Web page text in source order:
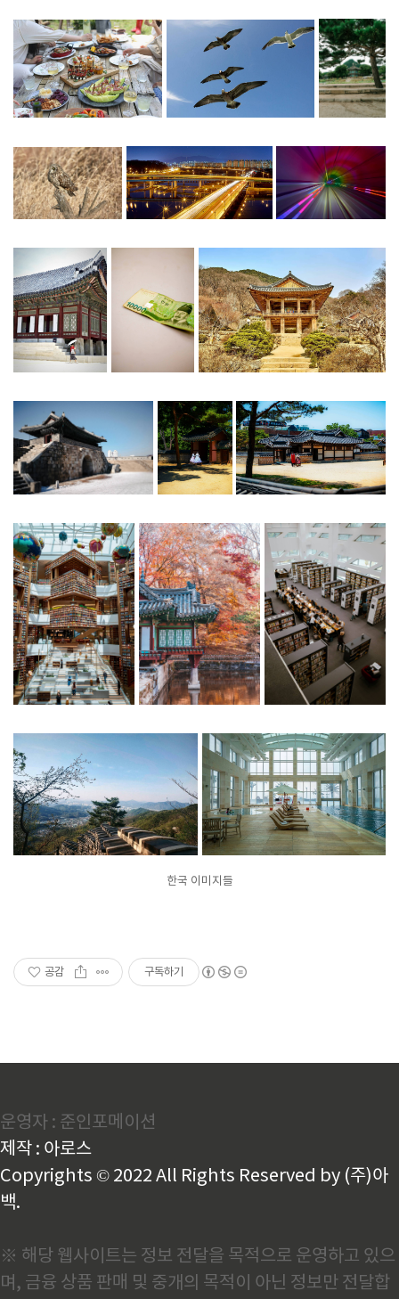
한국 이미지들
공감 구독하기
운영자 : 준인포메이션
제작 : 아로스
Copyrights © 2022 All Rights Reserved by (주)아
백.
※ 해당 웹사이트는 정보 전달을 목적으로 운영하고 있으
며, 금융 상품 판매 및 중개의 목적이 아닌 정보만 전달합